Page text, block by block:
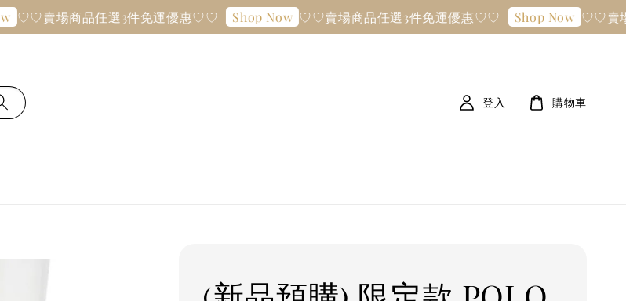
♡♡賣場商品任選3件免運優惠♡♡ Shop Now ♡♡賣場商品任選3件免運優惠♡♡ Shop Now ♡♡賣場
登入 購物車